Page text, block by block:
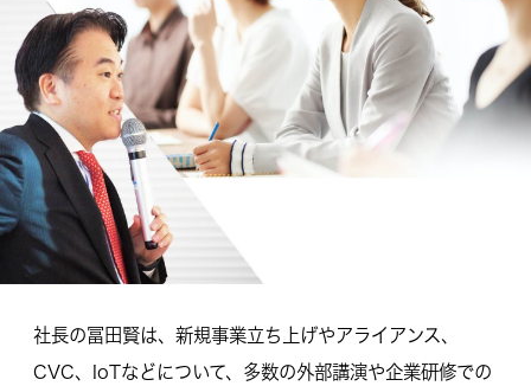
社長の冨田賢は、新規事業立ち上げやアライアンス、
CVC、IoTなどについて、多数の外部講演や企業研修での